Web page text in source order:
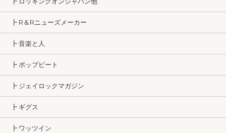
┣ R＆Rニューズメーカー
┣ 音楽と人
┣ ポップビート
┣ ジェイロックマガジン
┣ ギグス
┣ ワッツイン